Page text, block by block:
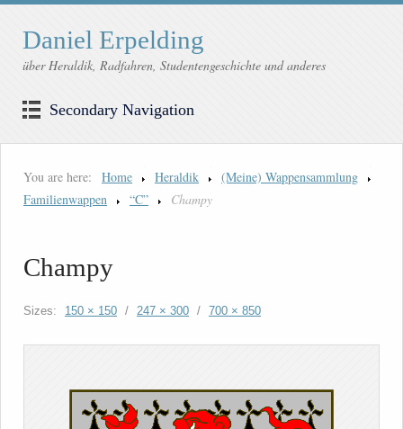
Daniel Erpelding
über Heraldik, Radfahren, Studentengeschichte und anderes
Secondary Navigation
You are here: Home Heraldik
(Meine) Wappensammlung
Familienwappen
“C” Champy
Champy
Sizes: 150 × 150 / 247 × 300 / 700 × 850